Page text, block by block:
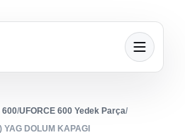
600/UFORCE 600 Yedek Parça/
YAG DOLUM KAPAGI